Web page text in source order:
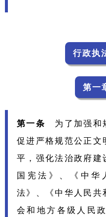
行政执
第一
第一条
为了加强和
促进严格规范公正文
平，强化法治政府建
国宪法》、《中华
法》、《中华人民共
会和地方各级人民